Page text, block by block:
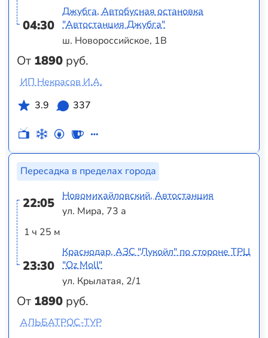
04:30
От 1890 руб.
Джубга, Автобусная остановка
"Автостанция Джубга"
ш. Новороссийское, 1В
ИП Некрасов И.А.
3.9
337
Пересадка в пределах города
22:05
1 ч 25 м
23:30
От 1890 руб.
Новомихайловский, Автостанция
ул. Мира, 73 а
Краснодар, АЗС "Лукойл" по стороне ТРЦ
"Оz Moll"
ул. Крылатая, 2/1
АЛЬБАТРОС-ТУР